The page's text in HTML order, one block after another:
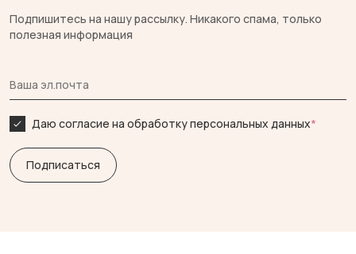
Подпишитесь на нашу рассылку. Никакого спама, только
полезная информация
Даю согласие на обработку персональных данных*